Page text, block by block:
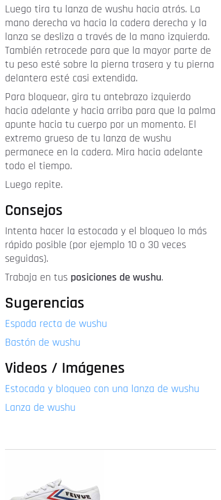
Luego tira tu lanza de wushu hacia atrás. La
mano derecha va hacia la cadera derecha y la
lanza se desliza a través de la mano izquierda.
También retrocede para que la mayor parte de
tu peso esté sobre la pierna trasera y tu pierna
delantera esté casi extendida.
Para bloquear, gira tu antebrazo izquierdo
hacia adelante y hacia arriba para que la palma
apunte hacia tu cuerpo por un momento. El
extremo grueso de tu lanza de wushu
permanece en la cadera. Mira hacia adelante
todo el tiempo.
Luego repite.
Consejos
Intenta hacer la estocada y el bloqueo lo más
rápido posible (por ejemplo 10 o 30 veces
seguidas).
Trabaja en tus posiciones de wushu.
Sugerencias
Espada recta de wushu
Bastón de wushu
Videos / Imágenes
Estocada y bloqueo con una lanza de wushu
Lanza de wushu